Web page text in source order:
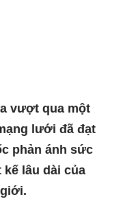
vượt qua một
lưới đã đạt
phản ánh sức
kế lâu dài của